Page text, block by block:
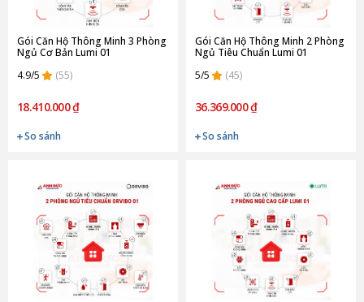
Gói Căn Hộ Thông Minh 3 Phòng
Ngủ Cơ Bản Lumi 01
4.9/5
(55)
18.410.000 ₫
So sánh
Gói Căn Hộ Thông Minh 2 Phòng
Ngủ Tiêu Chuẩn Lumi 01
5/5
(45)
36.369.000 ₫
So sánh